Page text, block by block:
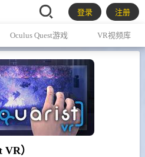
登录 注册
Oculus Quest游戏 VR视频库
）